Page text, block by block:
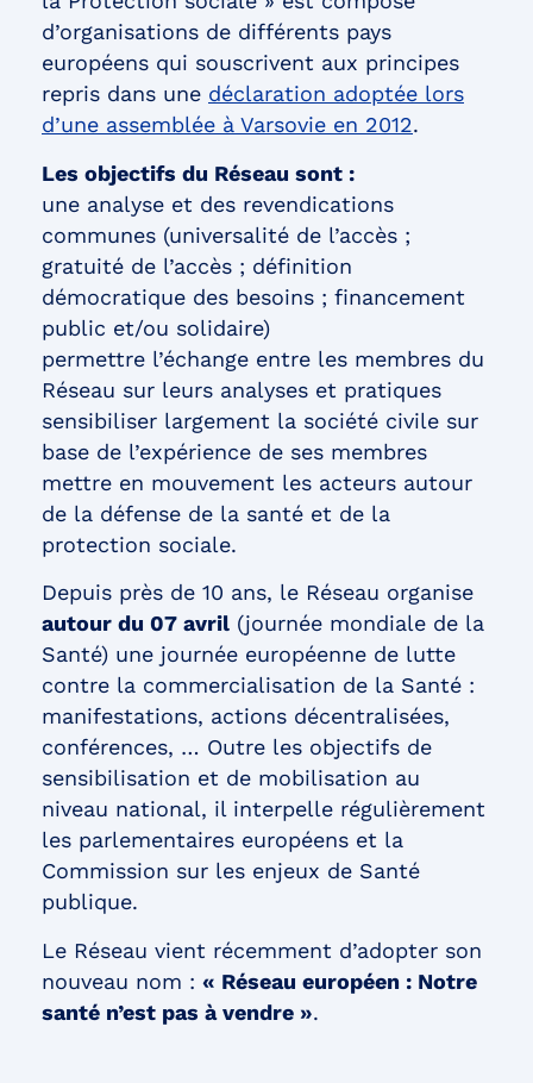
d’organisations de différents pays
européens qui souscrivent aux principes
repris dans une déclaration adoptée lors
d’une assemblée à Varsovie en 2012.
Les objectifs du Réseau sont :
une analyse et des revendications
communes (universalité de l’accès ;
gratuité de l’accès ; définition
démocratique des besoins ; financement
public et/ou solidaire)
permettre l’échange entre les membres du
Réseau sur leurs analyses et pratiques
sensibiliser largement la société civile sur
base de l’expérience de ses membres
mettre en mouvement les acteurs autour
de la défense de la santé et de la
protection sociale.
Depuis près de 10 ans, le Réseau organise
autour du 07 avril (journée mondiale de la
Santé) une journée européenne de lutte
contre la commercialisation de la Santé :
manifestations, actions décentralisées,
conférences, … Outre les objectifs de
sensibilisation et de mobilisation au
niveau national, il interpelle régulièrement
les parlementaires européens et la
Commission sur les enjeux de Santé
publique.
Le Réseau vient récemment d’adopter son
nouveau nom : « Réseau européen : Notre
santé n’est pas à vendre ».